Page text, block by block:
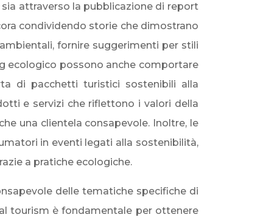
attraverso la pubblicazione di report
condividendo storie che dimostrano
fornire suggerimenti per stili
ecologico possono anche comportare
di pacchetti turistici sostenibili alla
e servizi che riflettono i valori della
una clientela consapevole. Inoltre, le
in eventi legati alla sostenibilità,
a pratiche ecologiche.
delle tematiche specifiche di
tourism è fondamentale per ottenere